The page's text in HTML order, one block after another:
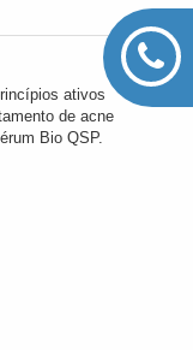
ativos
de acne
Bio QSP.